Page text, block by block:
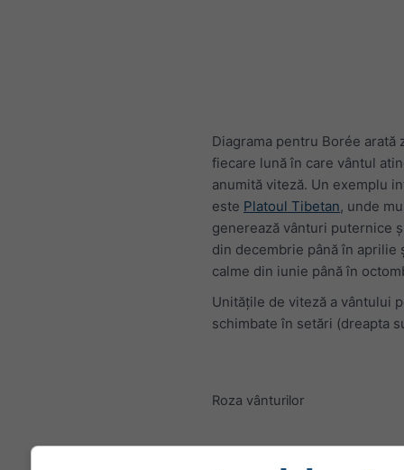
Diagrama pentru Borée arată
fiecare lună în care vântul
anumită viteză. Un exemplu
este Platoul Tibetan, unde
generează vânturi puternice
din decembrie până în aprilie
calme din iunie până în
Unitățile de viteză a vântului
schimbate în setări (dreapta
Roza vânturilor